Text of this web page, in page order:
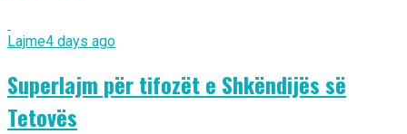
Lajme4 days ago
Superlajm për tifozët e Shkëndijës së
Tetovës